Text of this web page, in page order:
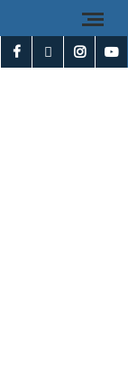
de León XIV a